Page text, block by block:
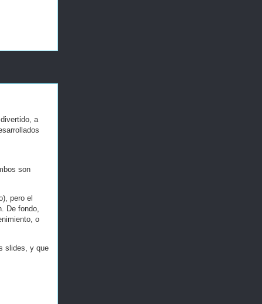
a
son
pero el
De fondo,
o
slides, y que